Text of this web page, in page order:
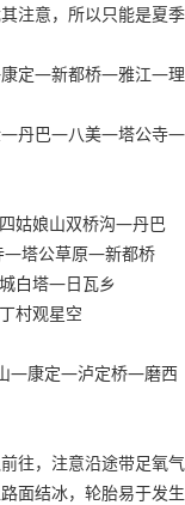
注意，所以只能是夏季
康定—新都桥—雅江—理
—丹巴—八美—塔公寺—
姑娘山双桥沟—丹巴
—塔公草原—新都桥
白塔—日瓦乡
村观星空
—康定—泸定桥—磨西
往，注意沿途带足氧气
面结冰，轮胎易于发生